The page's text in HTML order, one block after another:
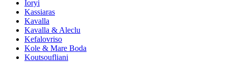
Ioryi
Kassiaras
Kavalla
Kavalla & Aleclu
Kefalovriso
Kole & Mare Boda
Koutsoufliani